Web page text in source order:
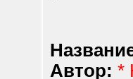
Автор: *